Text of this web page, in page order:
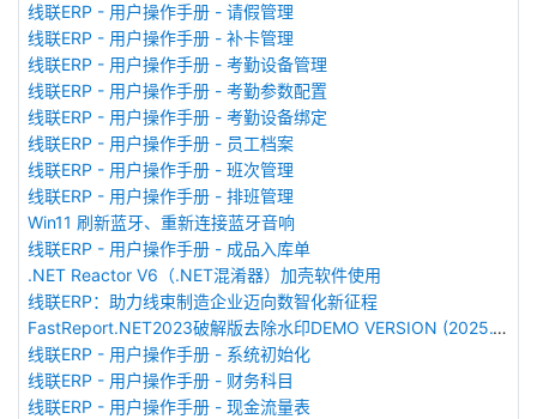
线联ERP - 用户操作手册 - 请假管理
线联ERP - 用户操作手册 - 补卡管理
线联ERP - 用户操作手册 - 考勤设备管理
线联ERP - 用户操作手册 - 考勤参数配置
线联ERP - 用户操作手册 - 考勤设备绑定
线联ERP - 用户操作手册 - 员工档案
线联ERP - 用户操作手册 - 班次管理
线联ERP - 用户操作手册 - 排班管理
Win11 刷新蓝牙、重新连接蓝牙音响
线联ERP - 用户操作手册 - 成品入库单
.NET Reactor V6（.NET混淆器）加壳软件使用
线联ERP：助力线束制造企业迈向数智化新征程
FastReport.NET2023破解版去除水印DEMO VERSION (2025.1.14/2023.2.18版本)
线联ERP - 用户操作手册 - 系统初始化
线联ERP - 用户操作手册 - 财务科目
线联ERP - 用户操作手册 - 现金流量表